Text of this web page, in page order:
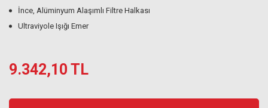
İnce, Alüminyum Alaşımlı Filtre Halkası
Ultraviyole Işığı Emer
9.342,10 TL